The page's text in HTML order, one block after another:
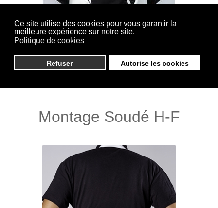
Ce site utilise des cookies pour vous garantir la
meilleure expérience sur notre site.
Politique de cookies
Refuser Autorise les cookies
(Dos croisé Cousu) Bretelles doublées et cousues
sur les épaules, fermeture dans le dos par nouage.
Montage Soudé H-F